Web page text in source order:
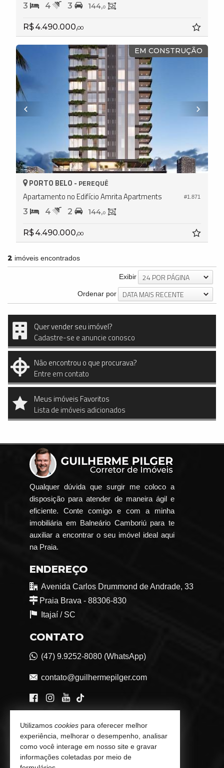
3 4 3 144,0
R$ 4.490.000,00
EM CONSTRUÇÃO
#1.871
PORTO BELO - PEREQUÊ
Apartamento no Edifício Amrita Apartments
3 4 2 144,0
R$ 4.490.000,00
2 imóveis encontrados
Exibir 24 POR PÁGINA
Ordenar por DATA MAIS RECENTE
Quer vender seu imóvel?
Cadastre-se e anuncie conosco
Não encontrou o que procurava?
Entre em contato
Meus imóveis Favoritos
Lista de imóveis adicionados
Qualquer dúvida que surgir me coloco a
disposição para atender de maneira ágil e
eficiente. Conte comigo e com a minha
imobiliária em Balneário Camboriú para te
auxiliar a encontrar o seu imóvel ideal aqui
na Praia.
ENDEREÇO
Avenida Carlos Drummond de Andrade, 33
Praia Brava - 88306-830
Itajaí / SC
CONTATO
(47) 9.9252-8080 (WhatsApp)
contato@guilhermepilger.com
VEJA MAIS
Consultoria Imobiliária Personalizada
trabalhe conosco
Utilizamos cookies para oferecer melhor
experiência, melhorar o desempenho, analisar
como você interage em nosso site e gravar
informações coletadas por meio de